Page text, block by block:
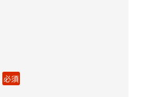
必須